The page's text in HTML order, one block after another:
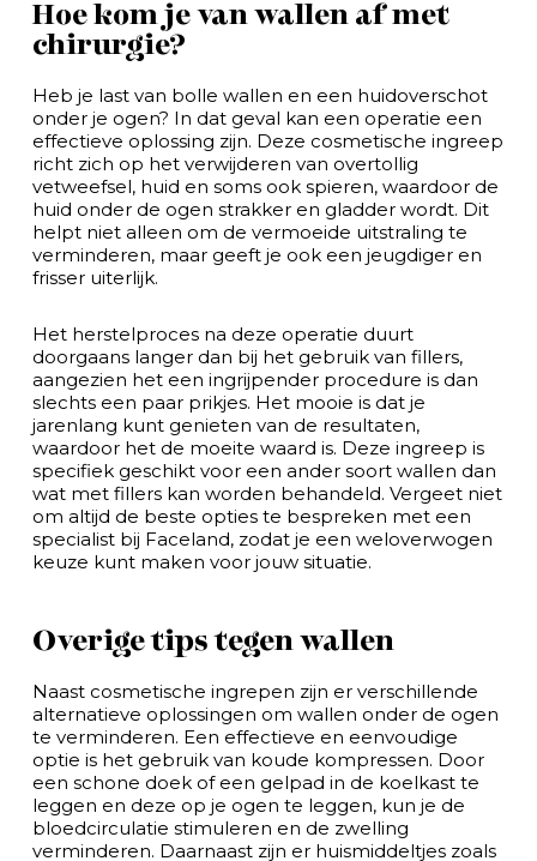
Hoe kom je van wallen af met
chirurgie?
Heb je last van bolle wallen en een huidoverschot
onder je ogen? In dat geval kan een operatie een
effectieve oplossing zijn. Deze cosmetische ingreep
richt zich op het verwijderen van overtollig
vetweefsel, huid en soms ook spieren, waardoor de
huid onder de ogen strakker en gladder wordt. Dit
helpt niet alleen om de vermoeide uitstraling te
verminderen, maar geeft je ook een jeugdiger en
frisser uiterlijk.
Het herstelproces na deze operatie duurt
doorgaans langer dan bij het gebruik van fillers,
aangezien het een ingrijpender procedure is dan
slechts een paar prikjes. Het mooie is dat je
jarenlang kunt genieten van de resultaten,
waardoor het de moeite waard is. Deze ingreep is
specifiek geschikt voor een ander soort wallen dan
wat met fillers kan worden behandeld. Vergeet niet
om altijd de beste opties te bespreken met een
specialist bij Faceland, zodat je een weloverwogen
keuze kunt maken voor jouw situatie.
Overige tips tegen wallen
Naast cosmetische ingrepen zijn er verschillende
alternatieve oplossingen om wallen onder de ogen
te verminderen. Een effectieve en eenvoudige
optie is het gebruik van koude kompressen. Door
een schone doek of een gelpad in de koelkast te
leggen en deze op je ogen te leggen, kun je de
bloedcirculatie stimuleren en de zwelling
verminderen. Daarnaast zijn er huismiddeltjes zoals